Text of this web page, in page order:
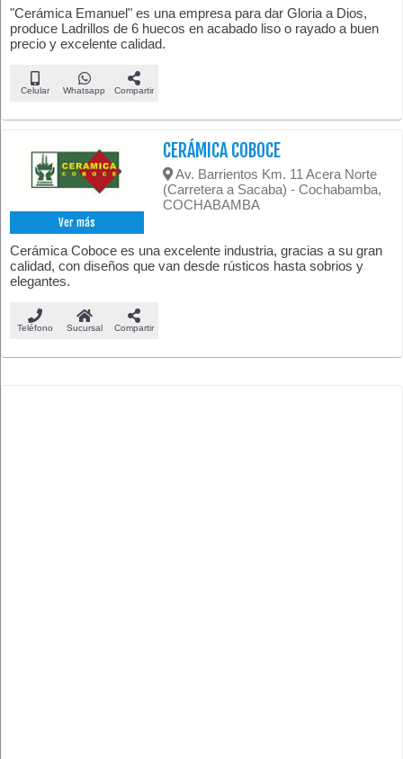
"Cerámica Emanuel" es una empresa para dar Gloria a Dios,
produce Ladrillos de 6 huecos en acabado liso o rayado a buen
precio y excelente calidad.
Celular Whatsapp Compartir
Ver más
CERÁMICA COBOCE
Av. Barrientos Km. 11 Acera Norte
(Carretera a Sacaba) - Cochabamba,
COCHABAMBA
Cerámica Coboce es una excelente industria, gracias a su gran
calidad, con diseños que van desde rústicos hasta sobrios y
elegantes.
Teléfono Sucursal Compartir